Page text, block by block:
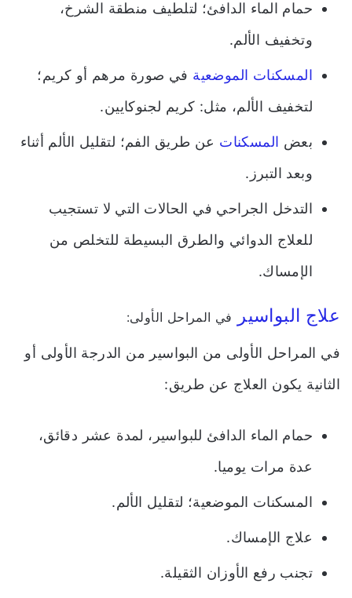
حمام الماء الدافئ؛ لتلطيف منطقة الشرخ،
وتخفيف الألم.
المسكنات الموضعية في صورة مرهم أو كريم؛
لتخفيف الألم، مثل: كريم لجنوكايين.
بعض المسكنات عن طريق الفم؛ لتقليل الألم أثناء
وبعد التبرز.
التدخل الجراحي في الحالات التي لا تستجيب
للعلاج الدوائي والطرق البسيطة للتخلص من
الإمساك.
علاج البواسير في المراحل الأولى:
في المراحل الأولى من البواسير من الدرجة الأولى أو
الثانية يكون العلاج عن طريق:
حمام الماء الدافئ للبواسير، لمدة عشر دقائق،
عدة مرات يوميا.
المسكنات الموضعية؛ لتقليل الألم.
علاج الإمساك.
تجنب رفع الأوزان الثقيلة.